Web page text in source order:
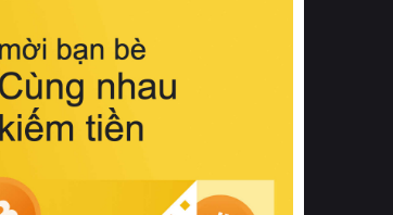
hồi chuẩn xác của phần đệm nâng đỡ
cột sống.
Bên cạnh đó, việc lựa chọn các dòng
sản phẩm đạt chuẩn chất lượng quốc
tế còn giúp ngăn ngừa tình trạng kích
khuẩn và nấm mốc trong điều kiện
thời tiết nóng ẩm. Bạn có thể tìm hiểu